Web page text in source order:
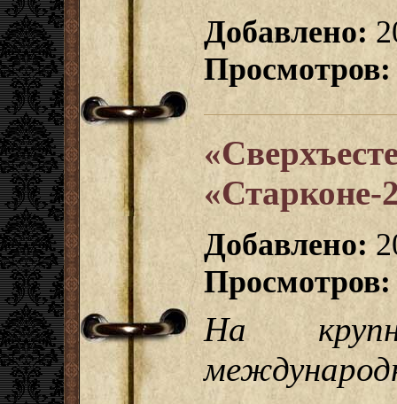
Добавлено:
Просмотров:
«Старконе-
Добавлено:
Просмотров:
На